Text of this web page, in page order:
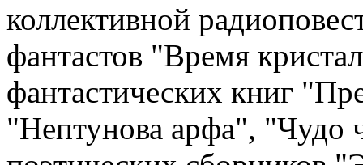
коллективной
фантастов "Время
фантастических книг
"Нептунова арфа", "Чудо